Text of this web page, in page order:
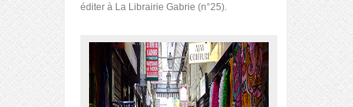
éditer à La Librairie Gabrie (n°25).